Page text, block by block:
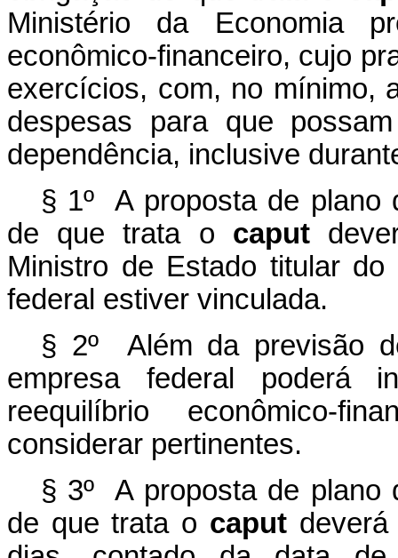
Ministério da Economia
econômico-financeiro, cujo
exercícios, com, no mínimo,
despesas para que
dependência, inclusive
§ 1º A proposta de plano
de que trata o caput
Ministro de Estado titular
federal estiver vinculada.
§ 2º Além da previsão
empresa federal poderá
reequilíbrio econômico-
considerar pertinentes.
§ 3º A proposta de plano
de que trata o caputdeverá